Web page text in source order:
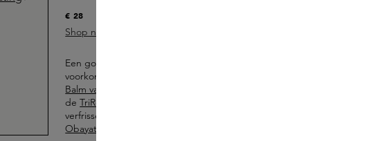
€ 28
Shop nu
Een goede moisturiser helpt droogte of trekkerigheid
voorkomen, vooral na het scheren. De
Balm van Blind Barber
deTriRescue Eye Cream
verfrissen. Vergeet ook je lippen niet: de
Obayaty